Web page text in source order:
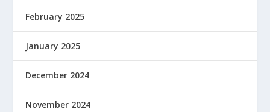
February 2025
January 2025
December 2024
November 2024